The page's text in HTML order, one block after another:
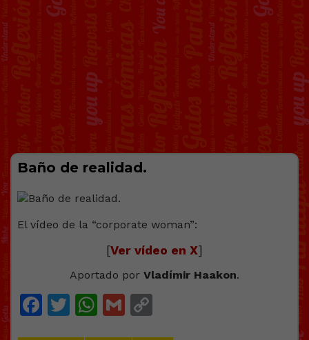
Baño de realidad.
El vídeo de la “corporate woman”:
[Ver vídeo en X]
Aportado por Vladímir Haakon.
Facebook
Twitter
WhatsApp
Gmail